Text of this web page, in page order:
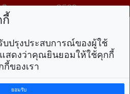
งหาคม พ.ศ. 2569
กี้
บปรุงประสบการณ์ของผู้ใช้
แสดงว่าคุณยินยอมให้ใช้คุกกี้
ของเรา
ยอมรับ